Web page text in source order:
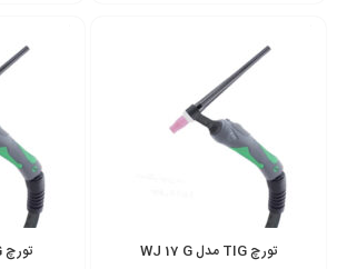
تورچ TIG مدل WJ 17 G تورچ TIG مدل WJ 9 G